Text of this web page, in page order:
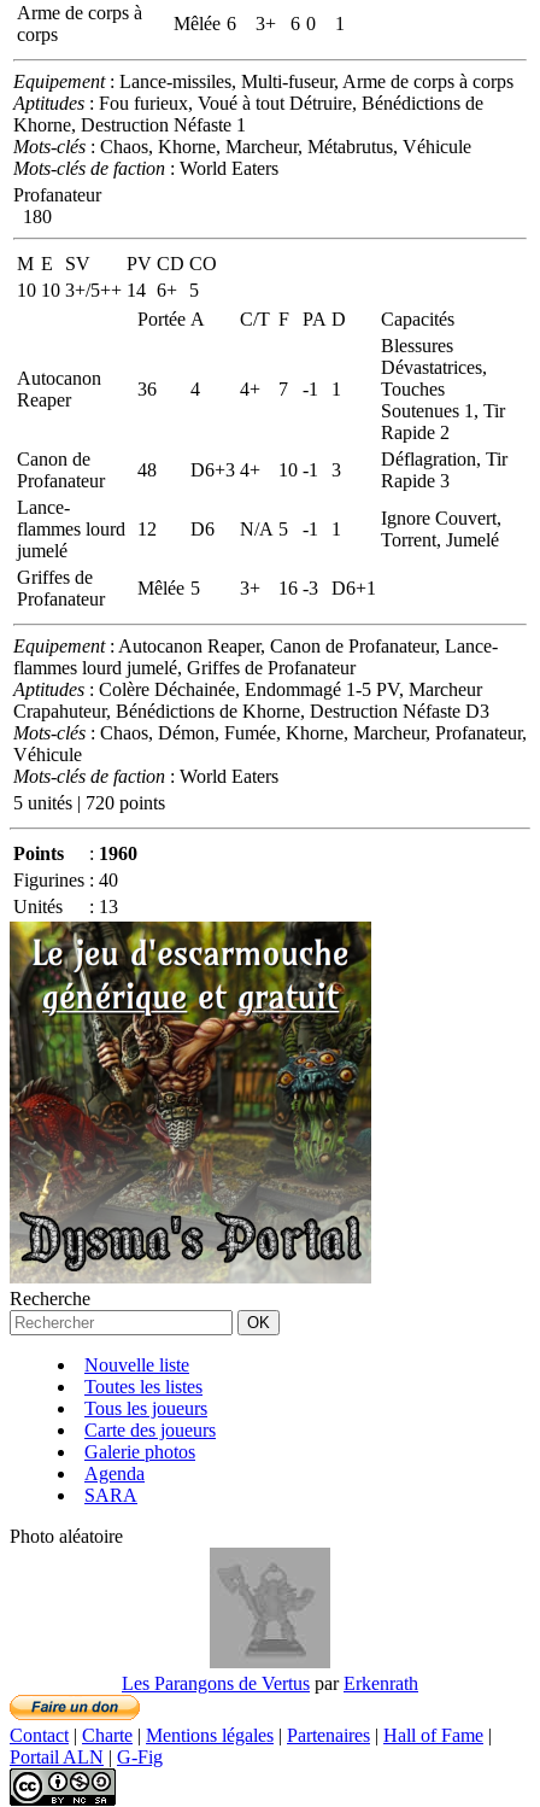
Arme de corps à
corps
Mêlée 6 3+ 6 0 1
Equipement: Lance-missiles, Multi-fuseur, Arme de corps à corps
Aptitudes : Fou furieux, Voué à tout Détruire, Bénédictions de
Khorne, Destruction Néfaste 1
Mots-clés : Chaos, Khorne, Marcheur, Métabrutus, Véhicule
Mots-clés de faction : World Eaters
Profanateur
180
M E SV PV CD CO
10 10 3+/5++ 14 6+
5
Portée A C/T F PA D Capacités
Autocanon
Reaper
36 4 4+ 7 -1 1
Blessures
Dévastatrices,
Touches
Soutenues 1, Tir
Rapide 2
Canon de
Profanateur
48 D6+3 4+ 10 -1 3
Déflagration, Tir
Rapide 3
Lance-
flammes lourd
jumelé
12 D6 N/A 5 -1 1
Ignore Couvert,
Torrent, Jumelé
Griffes de
Profanateur
Mêlée 5 3+ 16 -3 D6+1
Equipement: Autocanon Reaper, Canon de Profanateur, Lance-
flammes lourd jumelé, Griffes de Profanateur
Aptitudes : Colère Déchainée, Endommagé 1-5 PV, Marcheur
Crapahuteur, Bénédictions de Khorne, Destruction Néfaste D3
Mots-clés : Chaos, Démon, Fumée, Khorne, Marcheur, Profanateur,
Véhicule
Mots-clés de faction : World Eaters
5 unités | 720 points
Points : 1960
Figurines : 40
Unités
: 13
Recherche
Nouvelle liste
Toutes les listes
Tous les joueurs
Carte des joueurs
Galerie photos
Agenda
SARA
Photo aléatoire
Les Parangons de Vertus parErkenrath
Contact | Charte | Mentions légales | Partenaires | Hall of Fame |
Portail ALN | G-Fig